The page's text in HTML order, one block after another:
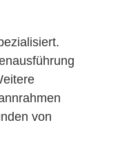
von